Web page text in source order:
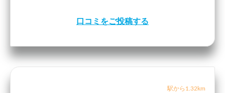
口コミをご投稿する
駅から1.32km